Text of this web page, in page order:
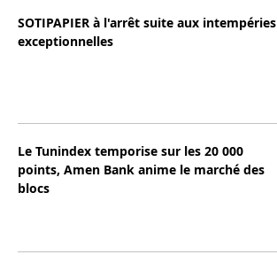
SOTIPAPIER à l'arrêt suite aux intempéries
exceptionnelles
Le Tunindex temporise sur les 20 000
points, Amen Bank anime le marché des
blocs